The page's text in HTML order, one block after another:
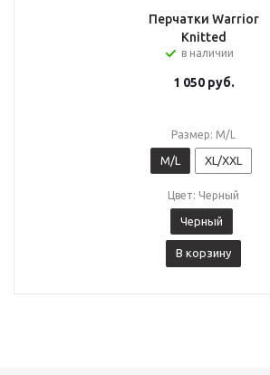
Перчатки Warrior
Knitted
в наличии
1 050руб.
Размер: M/L
M/L XL/XXL
Цвет: Черный
Черный
В корзину